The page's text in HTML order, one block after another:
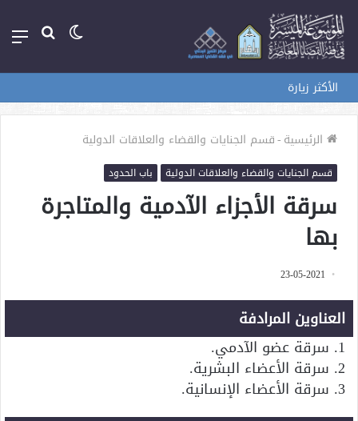
بحث الوضع
الأكثر زيارة
الرئيسية-قسم الجنايات والقضاء والعلاقات الدولية
قسم الجنايات والقضاء والعلاقات الدولية باب الحدود
سرقة الأجزاء الآدمية والمتاجرة
بها
23-05-2021
العناوين المرادفة
1. سرقة عضو الآدمي.
2. سرقة الأعضاء البشرية.
3. سرقة الأعضاء الإنسانية.